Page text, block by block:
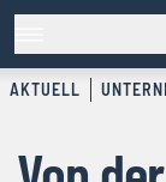
AKTUELL